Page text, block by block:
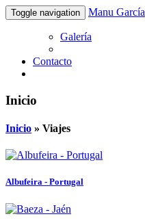
Toggle navigation Manu García
Galería
Contacto
Inicio
Inicio » Viajes
Albufeira - Portugal